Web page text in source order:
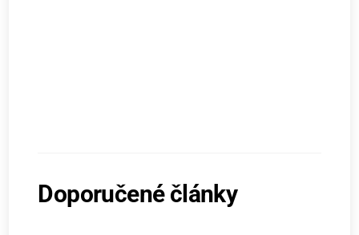
Doporučené články